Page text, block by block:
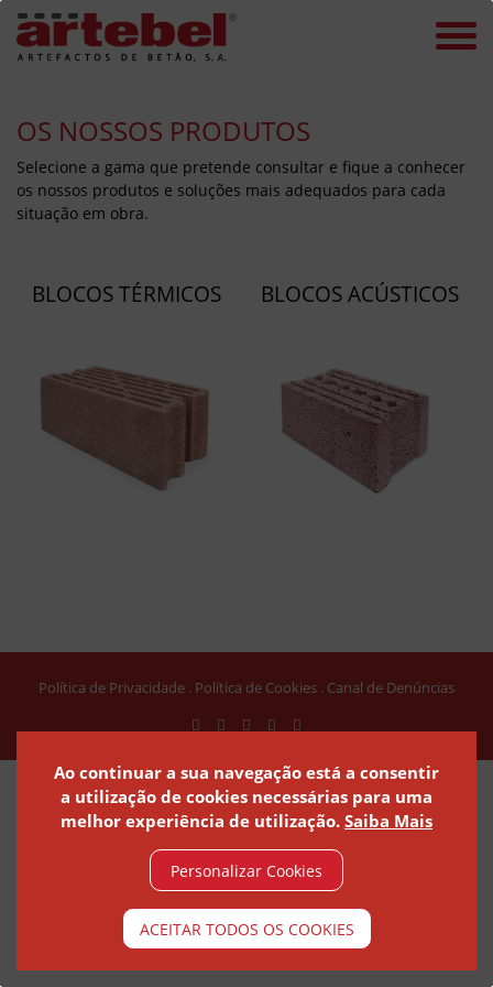
OS NOSSOS PRODUTOS
Selecione a gama que pretende consultar e fique a conhecer
os nossos produtos e soluções mais adequados para cada
situação em obra.
BLOCOS TÉRMICOS
BLOCOS ACÚSTICOS
Política de Privacidade Política de Cookies Canal de Denúncias
© ARTEBEL 2021 - ARTEFACTOS DE BETÃO
© ARTEBEL 2021 Todos os direitos reservados / Desenvolvido por
Ao continuar a sua navegação está a consentir
a utilização de cookies necessárias para uma
melhor experiência de utilização. Saiba Mais
Personalizar Cookies
ACEITAR TODOS OS COOKIES